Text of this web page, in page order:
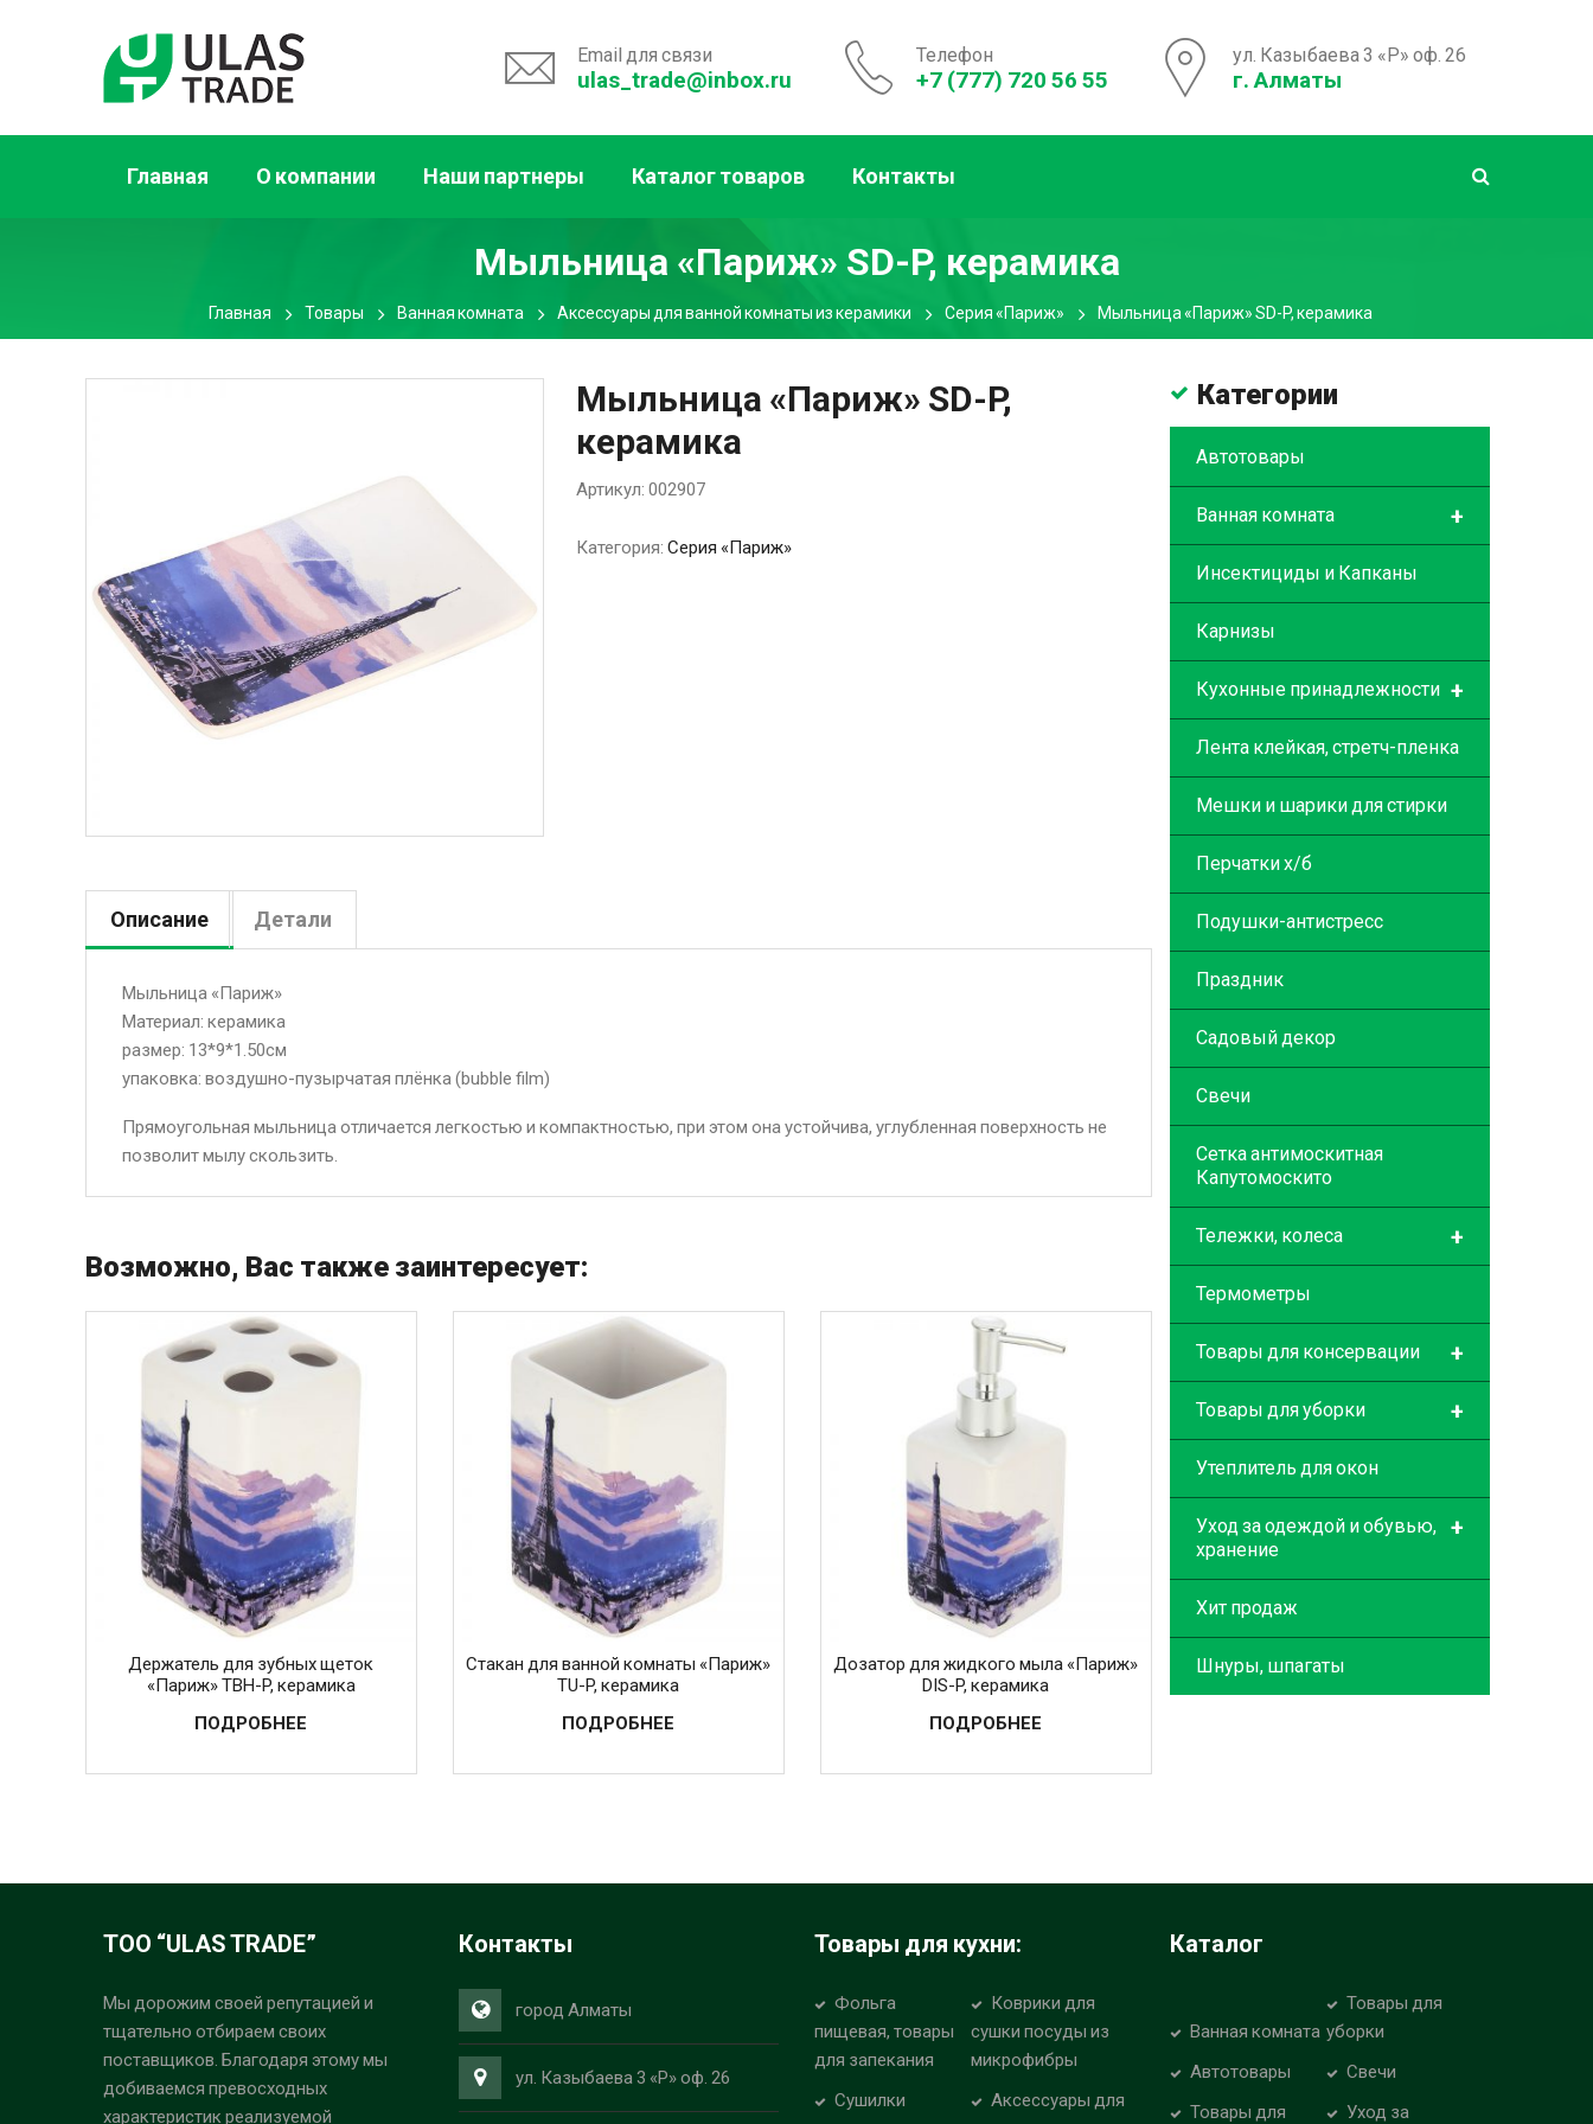
Email для связи
ulas_trade@inbox.ru
Телефон
+7 (777) 720 56 55
ул. Казыбаева 3 «Р» оф. 26
г. Алматы
Главная О компании Наши партнеры Каталог товаров Контакты
Мыльница «Париж» SD-P, керамика
Главная Товары Ванная комната Аксессуары для ванной комнаты из керамики Серия «Париж» Мыльница «Париж» SD-P, керамика
Мыльница «Париж» SD-P,
керамика
Артикул: 002907
Категория: Серия «Париж»
Описание Детали
Мыльница «Париж»
Материал: керамика
размер: 13*9*1.50см
упаковка: воздушно-пузырчатая плёнка (bubble film)
Прямоугольная мыльница отличается легкостью и компактностью, при этом она устойчива, углубленная поверхность не
позволит мылу скользить.
Возможно, Вас также заинтересует:
Держатель для зубных щеток
«Париж» TBH-P, керамика
ПОДРОБНЕЕ
Стакан для ванной комнаты «Париж»
TU-P, керамика
ПОДРОБНЕЕ
Дозатор для жидкого мыла «Париж»
DIS-P, керамика
ПОДРОБНЕЕ
Категории
Автотовары
+
Ванная комната
Инсектициды и Капканы
Карнизы
+
Кухонные принадлежности
Лента клейкая, стретч-пленка
Мешки и шарики для стирки
Перчатки х/б
Подушки-антистресс
Праздник
Садовый декор
Свечи
Сетка антимоскитная
Капутомоскито
+
Тележки, колеса
Термометры
+
Товары для консервации
+
Товары для уборки
Утеплитель для окон
+
Уход за одеждой и обувью,
хранение
Хит продаж
Шнуры, шпагаты
ТОО “ULAS TRADE”
Мы дорожим своей репутацией и
тщательно отбираем своих
поставщиков. Благодаря этому мы
добиваемся превосходных
характеристик реализуемой
Контакты
город Алматы
ул. Казыбаева 3 «Р» оф. 26
Товары для кухни:
Фольга
пищевая, товары
для запекания
Коврики для
сушки посуды из
микрофибры
Сушилки
Аксессуары для
Каталог
Ванная комната
Товары для
уборки
Автотовары
Свечи
Товары для
Уход за